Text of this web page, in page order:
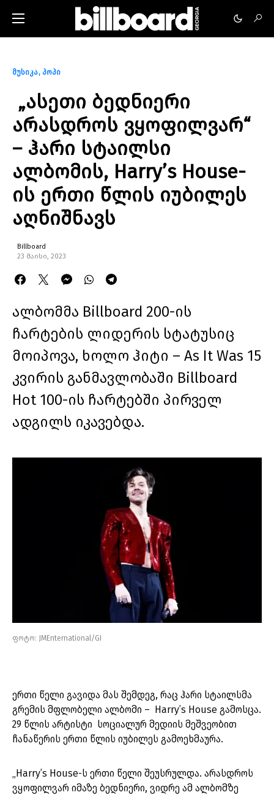
მუსიკა პოპი
„ასეთი ბედნიერი
არასდროს ვყოფილვარ“
– ჰარი სტაილსი
ალბომის, Harry’s House-
ის ერთი წლის იუბილეს
აღნიშნავს
Billboard
23 მაისი, 2023
ალბომმა Billboard 200-ის
ჩარტების ლიდერის სტატუსიც
მოიპოვა, ხოლო ჰიტი – As It Was 15
კვირის განმავლობაში Billboard
Hot 100-ის ჩარტებში პირველ
ადგილს იკავებდა.
ფოტო: JMEnternational/GI
ერთი წელი გავიდა მას შემდეგ, რაც ჰარი სტაილსმა
გრემის მფლობელი ალბომი – Harry’s House გამოსცა.
29 წლის არტისტი სოციალურ მედიის მეშვეობით
ჩანაწერის ერთი წლის იუბილეს გამოეხმაურა.
„Harry’s House-ს ერთი წელი შეუსრულდა. არასდროს
ვყოფილვარ იმაზე ბედნიერი, ვიდრე ამ ალბომზე